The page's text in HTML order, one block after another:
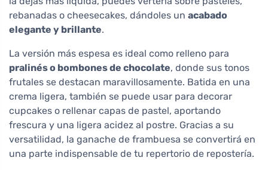
rebanadas o cheesecakes, dándoles un acabado
elegante y brillante.
La versión más espesa es ideal como relleno para
pralinés o bombones de chocolate, donde sus tonos
frutales se destacan maravillosamente. Batida en una
crema ligera, también se puede usar para decorar
cupcakes o rellenar capas de pastel, aportando
frescura y una ligera acidez al postre. Gracias a su
versatilidad, la ganache de frambuesa se convertirá en
una parte indispensable de tu repertorio de repostería.